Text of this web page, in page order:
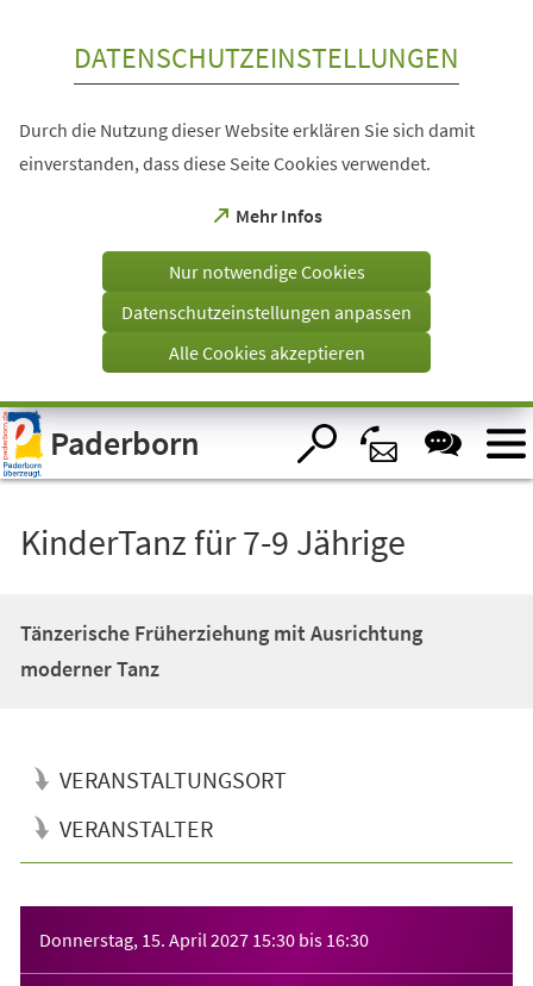
Visuelle
Assistenzsoftware
öffnen.
DATENSCHUTZEINSTELLUNGEN
Durch die Nutzung dieser Website erklären Sie sich damit
einverstanden, dass diese Seite Cookies verwendet.
Mehr Infos
(Öffnet
einem
Tab)
Nur notwendige Cookies
Datenschutzeinstellungen anpassen
Alle Cookies akzeptieren
Paderborn
KinderTanz für 7-9 Jährige
Tänzerische Früherziehung mit Ausrichtung
moderner Tanz
VERANSTALTUNGSORT
VERANSTALTER
Donnerstag, 15. April 2027 15:30 bis 16:30